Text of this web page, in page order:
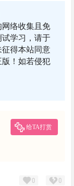
络收集且免
试学习，请于
得本站同意
！如若侵犯
给TA打赏
0 0